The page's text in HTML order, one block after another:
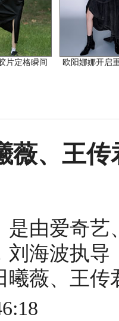
片定格瞬间 欧阳娜娜开启
薇、王
是由爱奇
刘海波执
曦薇、王